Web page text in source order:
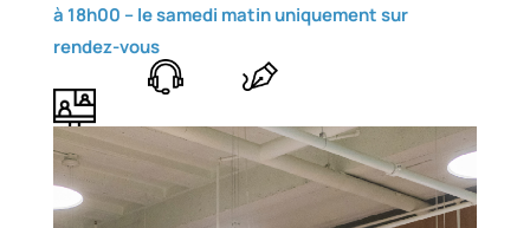
à 18h00 –le samedi matin uniquement sur
rendez-vous